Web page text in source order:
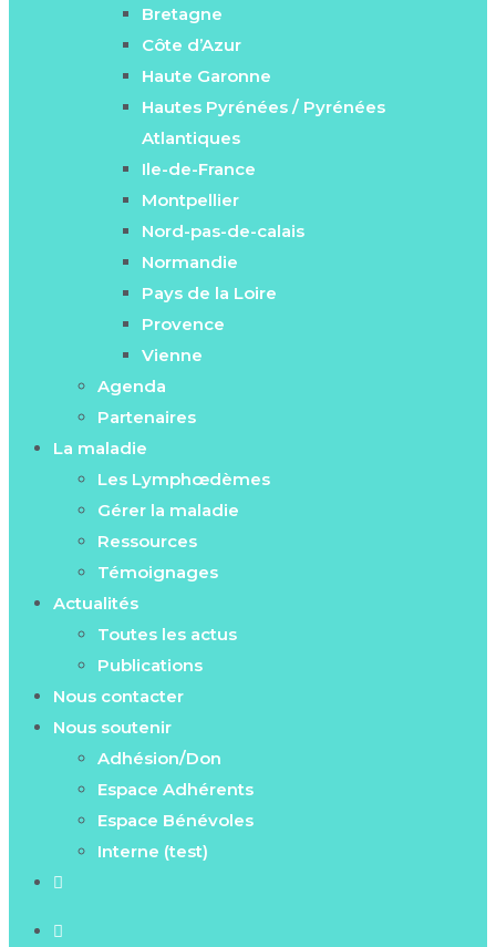
Bretagne
Côte d’Azur
Haute Garonne
Hautes Pyrénées / Pyrénées
Atlantiques
Ile-de-France
Montpellier
Nord-pas-de-calais
Normandie
Pays de la Loire
Provence
Vienne
Agenda
Partenaires
La maladie
Les Lymphœdèmes
Gérer la maladie
Ressources
Témoignages
Actualités
Toutes les actus
Publications
Nous contacter
Nous soutenir
Adhésion/Don
Espace Adhérents
Espace Bénévoles
Interne (test)